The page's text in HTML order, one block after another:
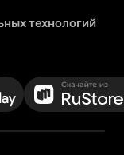
технологий